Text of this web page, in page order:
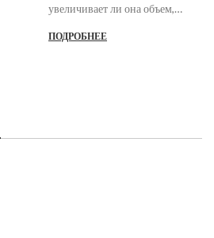
увеличивает ли она объем,
почему нельзя делать процедуру
ПОДРОБНЕЕ